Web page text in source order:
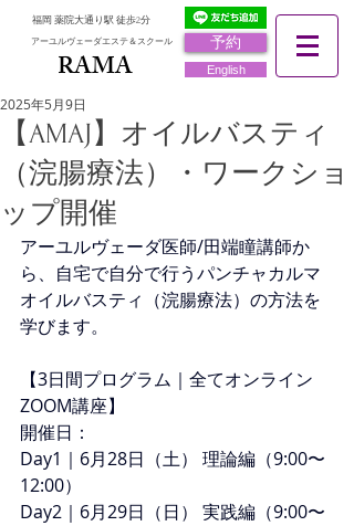
予約
福岡 薬院大通り駅 徒歩2分
アーユルヴェーダエステ＆スクール
RAMA English
【AMAJ】オイルバスティ
（浣腸療法）・ワークショ
ップ開催
2025年5月9日
アーユルヴェーダ医師/田端瞳講師か
ら、自宅で自分で行うパンチャカルマ
オイルバスティ（浣腸療法）の方法を
学びます。
【3日間プログラム｜全てオンライン
ZOOM講座】
開催日：
Day1｜6月28日（土） 理論編（9:00〜
12:00）
Day2｜6月29日（日） 実践編（9:00〜